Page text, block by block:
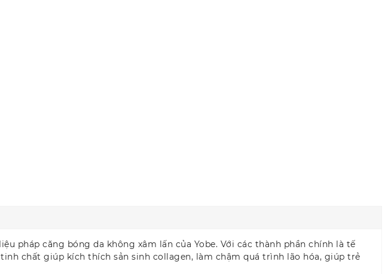
pháp căng bóng da không xâm lấn của Yobe. Với các thành phần chính là tế
chất giúp kích thích sản sinh collagen, làm chậm quá trình lão hóa, giúp trẻ